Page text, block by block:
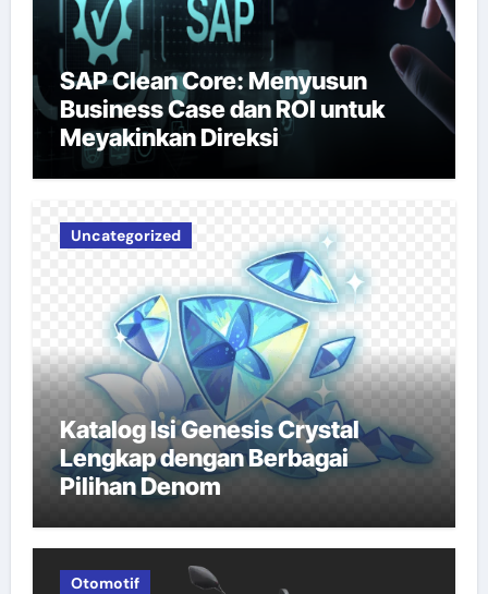
SAP Clean Core: Menyusun
Business Case dan ROI untuk
Meyakinkan Direksi
Uncategorized
Katalog Isi Genesis Crystal
Lengkap dengan Berbagai
Pilihan Denom
Otomotif